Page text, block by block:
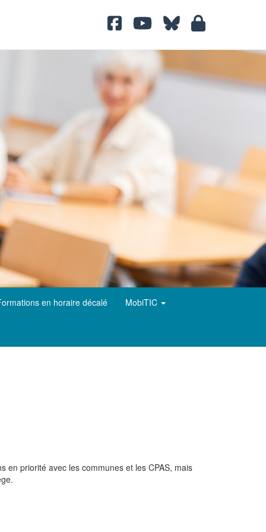
en horaire décalé MobiTIC
en priorité avec les communes et les CPAS, mais